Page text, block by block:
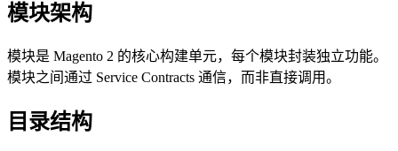
模块架构
模块是 Magento 2 的核心构建单元，每个模块封装独立功能。
模块之间通过 Service Contracts 通信，而非直接调用。
目录结构